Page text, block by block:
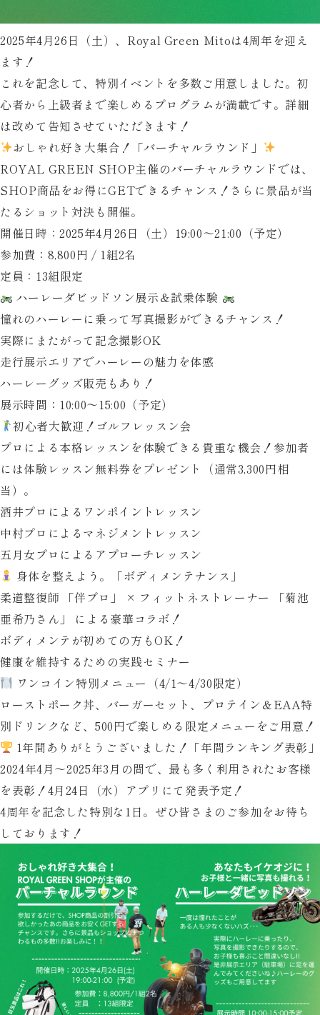
開
2025年4月26日（土）、 Royal Green Mitoは4周年を迎え
ます！
これを記念して、特別イベントを多数ご用意しました。初
心者から上級者まで楽しめるプログラムが満載です。詳細
は改めて告知させていただきます！
おしゃれ好き大集合！「バーチャルラウンド」
ROYAL GREEN SHOP主催のバーチャルラウンドでは、
SHOP商品をお得にGETできるチャンス！さらに景品が当
たるショット対決も開催。
開催日時 ：2025年4月26日（土）19:00〜21:00（予定）
参加費 ：8,800円 / 1組2名
定員 ：13組限定
ハーレーダビッドソン展示＆試乗体験
憧れのハーレーに乗って写真撮影ができるチャンス！
実際にまたがって記念撮影OK
走行展示エリアでハーレーの魅力を体感
ハーレーグッズ販売もあり！
展示時間 ：10:00〜15:00（予定）
初心者大歓迎！ゴルフレッスン会
プロによる本格レッスンを体験できる貴重な機会！参加者
には体験レッスン無料券をプレゼント（通常3,300円相
当）。
酒井プロによるワンポイントレッスン
中村プロによるマネジメントレッスン
五月女プロによるアプローチレッスン
身体を整えよう。「ボディメンテナンス」
柔道整復師
「伴プロ」 × フィットネストレーナー
「菊池
亜希乃さん」
による豪華コラボ！
ボディメンテが初めての方もOK！
健康を維持するための実践セミナー
ワンコイン特別メニュー（4/1〜4/30限定）
ローストポーク丼、バーガーセット、プロテイン＆EAA特
別ドリンクなど、500円で楽しめる限定メニューをご用意！
1年間ありがとうございました！「年間ランキング表彰」
2024年4月〜2025年3月の間で、最も多く利用されたお客様
を表彰！4月24日（水）アプリにて発表予定！
4周年を記念した特別な1日。ぜひ皆さまのご参加をお待ち
しております！